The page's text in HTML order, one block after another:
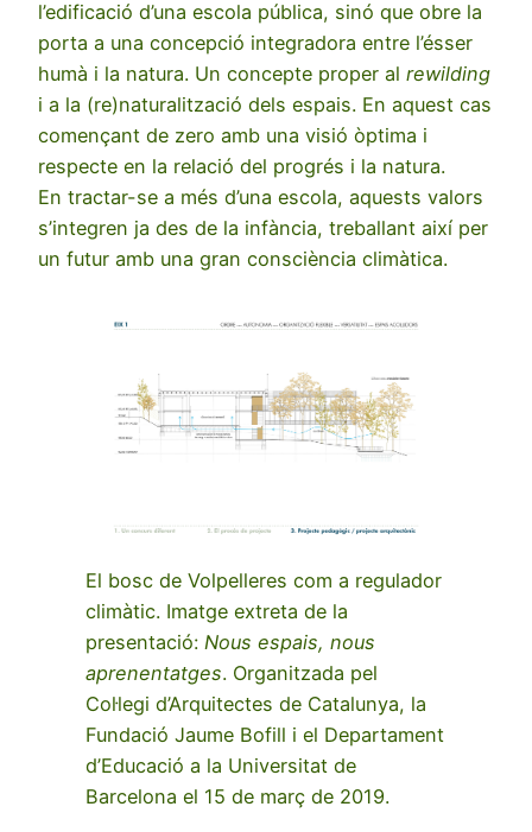
l’edificació d’una escola pública, sinó que obre la
porta a una concepció integradora entre l’ésser
humà i la natura. Un concepte proper al rewilding
i a la (re)naturalització dels espais. En aquest cas
començant de zero amb una visió òptima i
respecte en la relació del progrés i la natura.
En tractar-se a més d’una escola, aquests valors
s’integren ja des de la infància, treballant així per
un futur amb una gran consciència climàtica.
El bosc de Volpelleres com a regulador
climàtic. Imatge extreta de la
presentació: Nous espais, nous
aprenentatges. Organitzada pel
Col·legi d’Arquitectes de Catalunya, la
Fundació Jaume Bofill i el Departament
d’Educació a la Universitat de
Barcelona el 15 de març de 2019.